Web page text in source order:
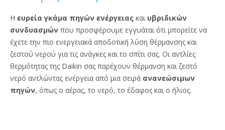
Η ευρεία γκάμα πηγών ενέργειας και υβριδικών
συνδυασμών που προσφέρουμε εγγυάται ότι μπορείτε να
έχετε την πιο ενεργειακά αποδοτική λύση θέρμανσης και
ζεστού νερού για τις ανάγκες και το σπίτι σας. Οι αντλίες
θερμότητας της Daikin σας παρέχουν θέρμανση και ζεστό
νερό αντλώντας ενέργεια από μια σειρά ανανεώσιμων
πηγών, όπως ο αέρας, το νερό, το έδαφος και ο ήλιος.